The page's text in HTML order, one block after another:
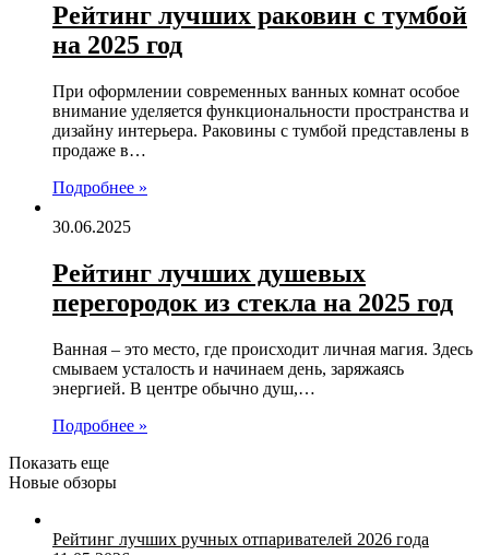
Рейтинг лучших раковин с тумбой
на 2025 год
При оформлении современных ванных комнат особое
внимание уделяется функциональности пространства и
дизайну интерьера. Раковины с тумбой представлены в
продаже в…
Подробнее »
30.06.2025
Рейтинг лучших душевых
перегородок из стекла на 2025 год
Ванная – это место, где происходит личная магия. Здесь
смываем усталость и начинаем день, заряжаясь
энергией. В центре обычно душ,…
Подробнее »
Показать еще
Новые обзоры
Рейтинг лучших ручных отпаривателей 2026 года